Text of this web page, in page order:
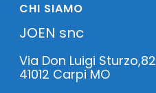
CHI SIAMO
JOEN snc
Via Don Luigi Sturzo,82
41012 Carpi MO